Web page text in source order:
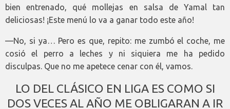
bien entrenado, qué mollejas en salsa de Yamal tan
deliciosas! ¡Este menú lo va a ganar todo este año!
—No, si ya… Pero es que, repito: me zumbó el coche, me
cosió el perro a leches y ni siquiera me ha pedido
disculpas. Que no me apetece cenar con él, vamos.
LO DEL CLÁSICO EN LIGA ES COMO SI
DOS VECES AL AÑO ME OBLIGARAN A IR